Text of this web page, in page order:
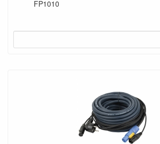
FP1010